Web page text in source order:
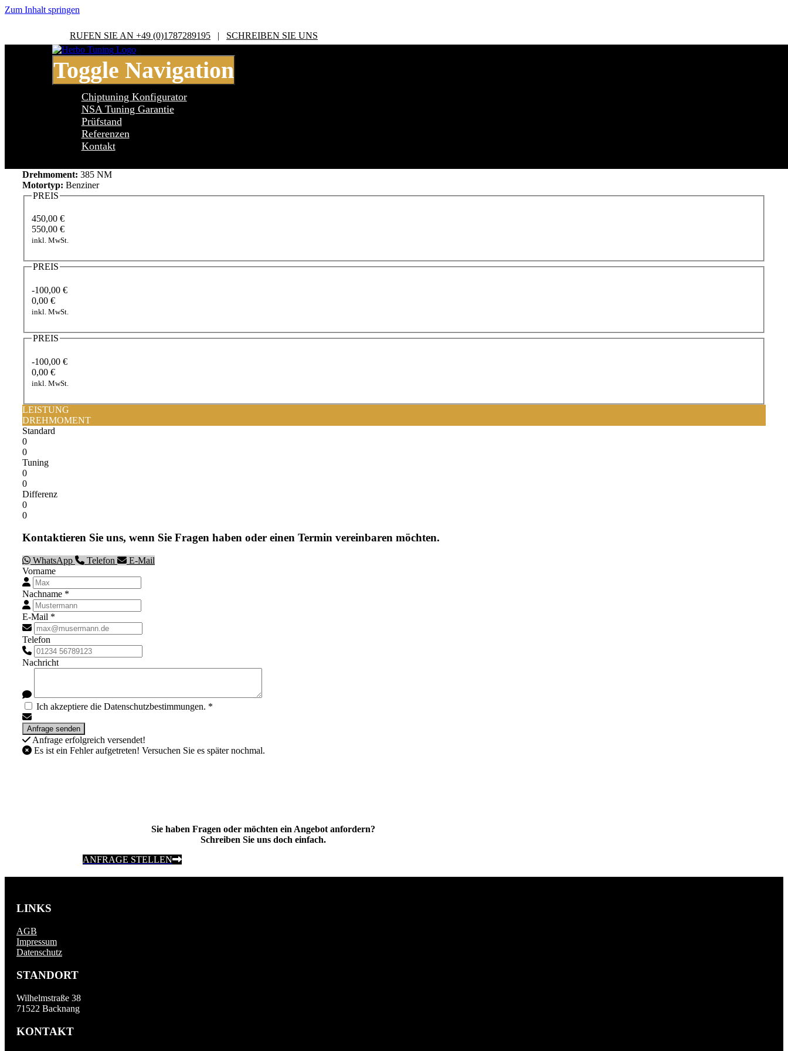
Zum Inhalt springen
RUFEN SIE AN +49 (0)1787289195 | SCHREIBEN SIE UNS
Toggle Navigation
Chiptuning Konfigurator
NSA Tuning Garantie
Prüfstand
Referenzen
Kontakt
Cadillac CT6 3.0 V6
Drehmoment: 385 NM
Motortyp: Benziner
PREIS
450,00 €
550,00 €
inkl. MwSt.
PREIS
-100,00 €
0,00 €
inkl. MwSt.
PREIS
-100,00 €
0,00 €
inkl. MwSt.
LEISTUNG
DREHMOMENT
Standard
0
0
Tuning
0
0
Differenz
0
0
Kontaktieren Sie uns, wenn Sie Fragen haben oder einen Termin vereinbaren möchten.
WhatsApp Telefon
E-Mail
Vorname
Nachname *
E-Mail *
Telefon
Nachricht
Ich akzeptiere die Datenschutzbestimmungen. *
Anfrage erfolgreich versendet!
Es ist ein Fehler aufgetreten! Versuchen Sie es später nochmal.
Sie haben Fragen oder möchten ein Angebot anfordern?
Schreiben Sie uns doch einfach.
ANFRAGE STELLEN
LINKS
AGB
Impressum
Datenschutz
STANDORT
Wilhelmstraße 38
71522 Backnang
KONTAKT